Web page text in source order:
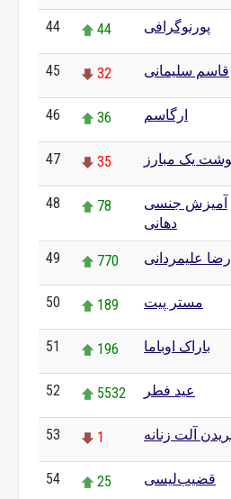
44 44 پورنوگرافی
45 32 قاسم سلیمانی
46 36 ارگاسم
47 35 یک مبارز
48 78
آمیزش جنسی
دهانی
49 770 علیمردانی
50 189 مستر پیت
51 196 باراک اوباما
52 5532 عید فطر
53 1 آلت زنانه
54 25 قضیب‌لیسی